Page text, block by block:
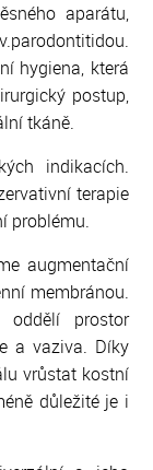
aparátu,
hygiena, která
postup,
tkáně.
indikacích.
terapie
problému.
augmentační
membránou.
prostor
a vaziva. Díky
vrůstat kostní
důležité je i